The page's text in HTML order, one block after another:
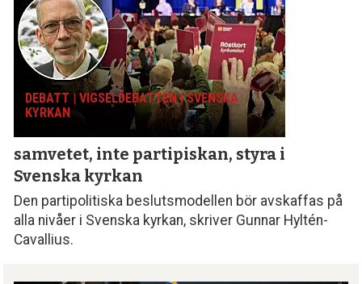
DEBATT | VIGSELDEBATTEN I SVENSKA
KYRKAN
samvetet, inte partipiskan, styra i
Svenska kyrkan
Den partipolitiska beslutsmodellen bör avskaffas på
alla nivåer i Svenska kyrkan, skriver Gunnar Hyltén-
Cavallius.